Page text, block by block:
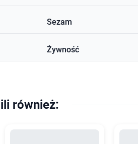
Sezam
Żywność
również: